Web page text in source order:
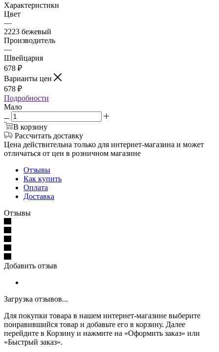
Характеристики
Цвет
—
2223 бежевый
Производитель
—
Швейцария
678 ₽
Варианты цен
678 ₽
Подробности
Мало
В корзину
Рассчитать доставку
Цена действительна только для интернет-магазина и может
отличаться от цен в розничном магазине
Отзывы
Как купить
Оплата
Доставка
Отзывы
Добавить отзыв
Загрузка отзывов...
Для покупки товара в нашем интернет-магазине выберите
понравившийся товар и добавьте его в корзину. Далее
перейдите в Корзину и нажмите на «Оформить заказ» или
«Быстрый заказ».